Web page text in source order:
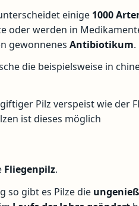
einige 1000
oder werden in
gewonnenes Antibiotikum.
die beispielsweise in
Pilz verspeist wie der
ist dieses möglich
Fliegenpilz.
so gibt es Pilze die